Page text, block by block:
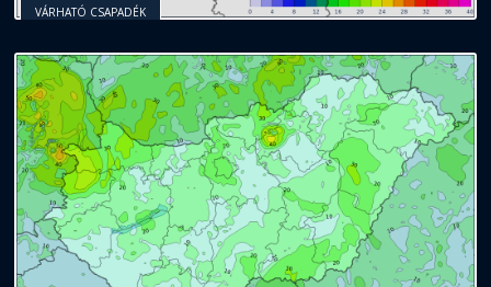
VÁRHATÓ CSAPADÉK